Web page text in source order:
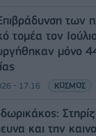
των
τομέα τον
μόνο
- 17:16 ΚΟΣΜΟΣ
και την